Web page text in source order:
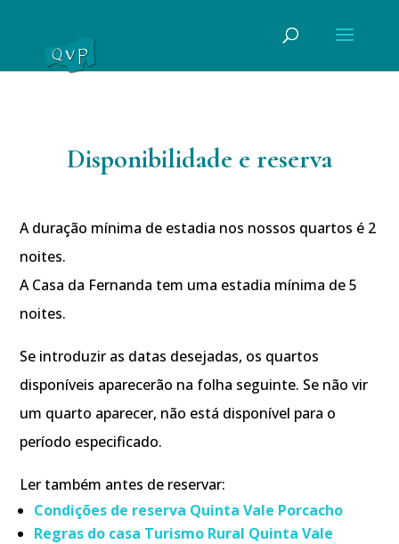
Disponibilidade e reserva
A duração mínima de estadia nos nossos quartos é 2
noites.
A Casa da Fernanda tem uma estadia mínima de 5
noites.
Se introduzir as datas desejadas, os quartos
disponíveis aparecerão na folha seguinte. Se não vir
um quarto aparecer, não está disponível para o
período especificado.
Ler também antes de reservar:
Condições de reserva Quinta Vale Porcacho
Regras do casa Turismo Rural Quinta Vale